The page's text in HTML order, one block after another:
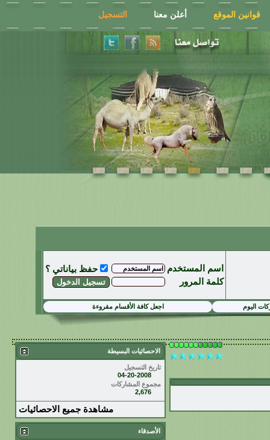
قوانين الموقع أعلن معنا التسجيل
اسم المستخدم
حفظ بياناتي ؟
كلمة المرور
اليوم اجعل كافة الأقسام مقروءة
الاحصائيات البسيطة
تاريخ التسجيل
04-20-2008
مجموع المشاركات
2,676
مشاهدة جميع الاحصائيات
الأصدقاء